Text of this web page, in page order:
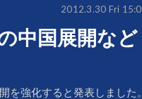
中国展開など
を強化すると発表しました。
2012.3.30 Fri